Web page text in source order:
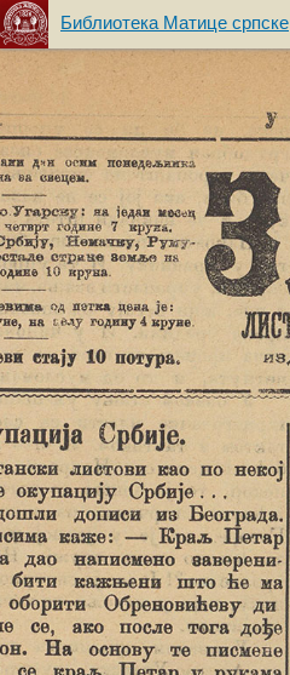
Библиотека Матице српске